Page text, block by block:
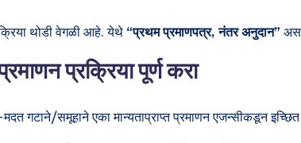
थोडी वेगळी आहे. येथे “प्रथम प्रमाणपत्र, नंतर अनुदान”
प्रक्रिया पूर्ण करा
गटाने/समूहाने एका मान्यताप्राप्त प्रमाणन एजन्सीकडून